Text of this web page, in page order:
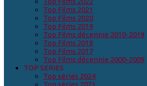
Top Films 2021
Top Films 2020
Top Films 2019
Top Films décennie 2010-2019
Top Films 2018
Top Films 2017
Top Films décennie 2000-2009
TOP SERIES
Top séries 2024
Top séries 2023